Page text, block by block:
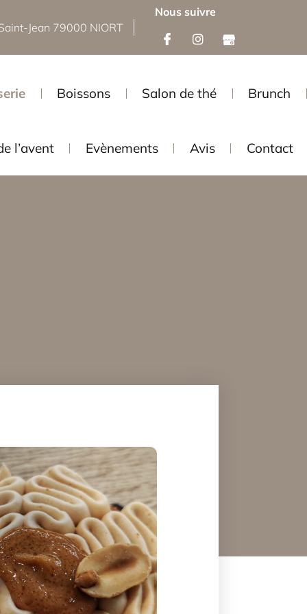
Jean 79000 NIORT
Nous suivre
Boissons Salon de thé Brunch
l’avent Evènements Avis Contact